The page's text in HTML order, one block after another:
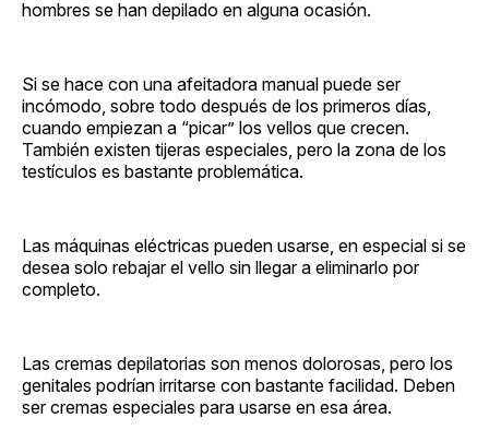
hombres se han depilado en alguna ocasión.
Si se hace con una afeitadora manual puede ser
incómodo, sobre todo después de los primeros días,
cuando empiezan a “picar” los vellos que crecen.
También existen tijeras especiales, pero la zona de los
testículos es bastante problemática.
Las máquinas eléctricas pueden usarse, en especial si se
desea solo rebajar el vello sin llegar a eliminarlo por
completo.
Las cremas depilatorias son menos dolorosas, pero los
genitales podrían irritarse con bastante facilidad. Deben
ser cremas especiales para usarse en esa área.